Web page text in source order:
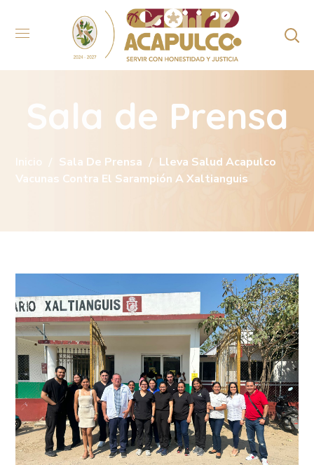
Sala de Prensa
Inicio Sala De Prensa
Lleva Salud Acapulco
Vacunas Contra El Sarampión A Xaltianguis